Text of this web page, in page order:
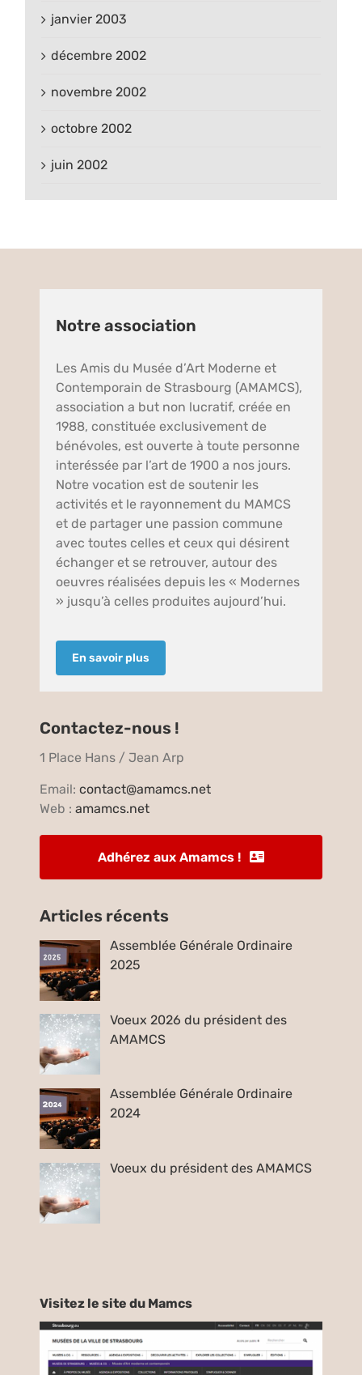
janvier 2003
décembre 2002
novembre 2002
octobre 2002
juin 2002
Notre association
Les Amis du Musée d’Art Moderne et
Contemporain de Strasbourg (AMAMCS),
association a but non lucratif, créée en
1988, constituée exclusivement de
bénévoles, est ouverte à toute personne
interéssée par l’art de 1900 a nos jours.
Notre vocation est de soutenir les
activités et le rayonnement du MAMCS
et de partager une passion commune
avec toutes celles et ceux qui désirent
échanger et se retrouver, autour des
oeuvres réalisées depuis les « Modernes
» jusqu’à celles produites aujourd’hui.
En savoir plus
Contactez-nous !
1 Place Hans / Jean Arp
Email:contact@amamcs.net
Web :amamcs.net
Adhérez aux Amamcs !
Articles récents
Assemblée Générale Ordinaire
2025
Voeux 2026 du président des
AMAMCS
Assemblée Générale Ordinaire
2024
Voeux du président des AMAMCS
Visitez le site du Mamcs